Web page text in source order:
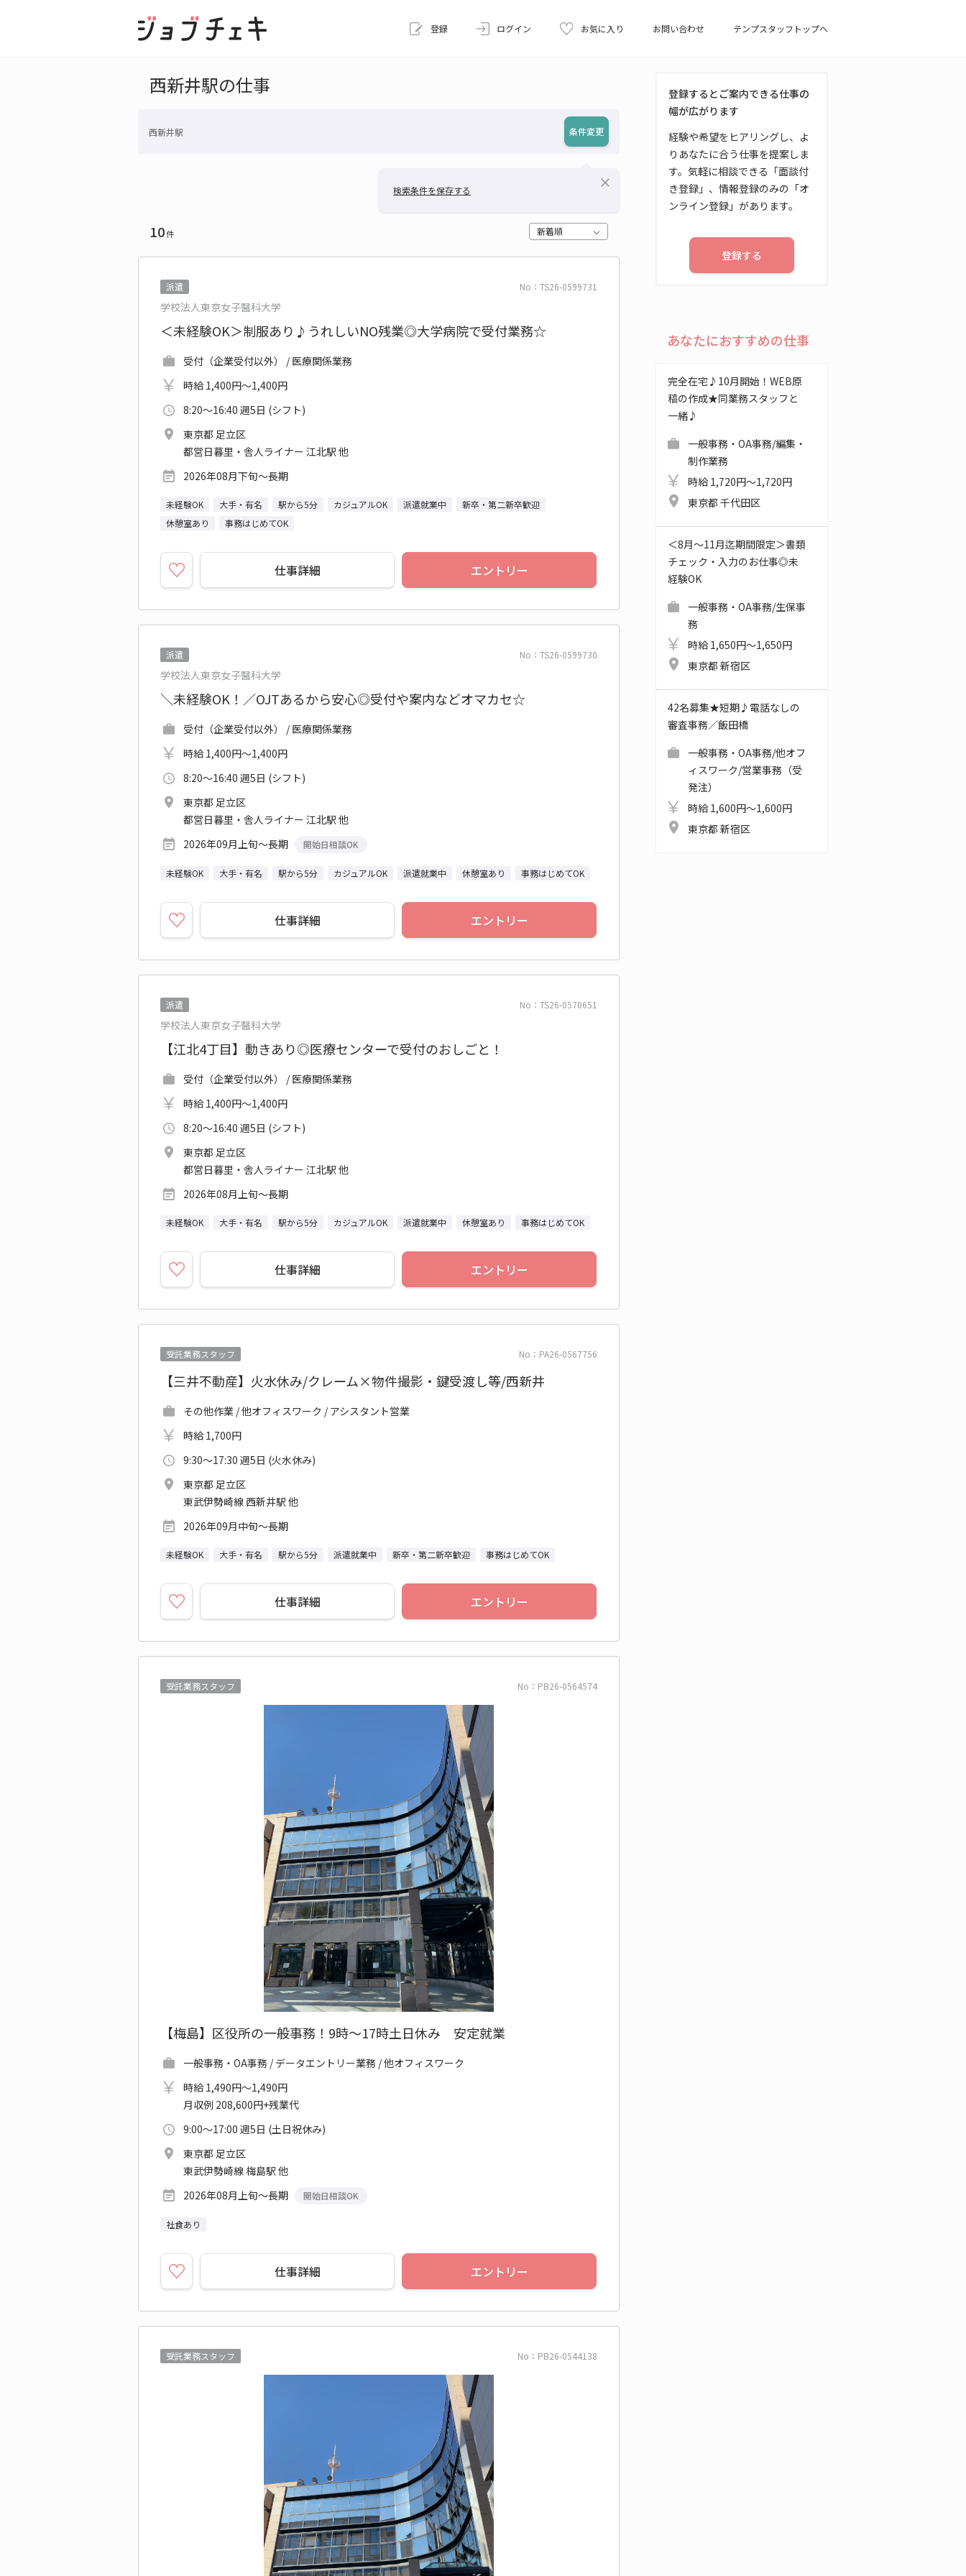
登録 ログイン お気に入り お問い合わせ テンプスタッフトップへ
西新井駅の仕事
西新井駅 条件変更
検索条件を保存する
close
10件 新着順
No：TS26-0599731
派遣
学校法人東京女子醫科大学
＜未経験OK＞制服あり♪うれしいNO残業◎大学病院で受付業務☆
受付（企業受付以外） / 医療関係業務
時給 1,400円～1,400円
8:20～16:40 週5日 (シフト)
東京都 足立区
都営日暮里・舎人ライナー 江北駅 他
2026年08月下旬～長期
未経験OK 大手・有名 駅から5分 カジュアルOK 派遣就業中
新卒・第二新卒歓迎
休憩室あり
事務はじめてOK
仕事詳細 エントリー
No：TS26-0599730
派遣
学校法人東京女子醫科大学
＼未経験OK！／OJTあるから安心◎受付や案内などオマカセ☆
受付（企業受付以外） / 医療関係業務
時給 1,400円～1,400円
8:20～16:40 週5日 (シフト)
東京都 足立区
都営日暮里・舎人ライナー 江北駅 他
2026年09月上旬～長期
開始日相談OK
未経験OK 大手・有名 駅から5分 カジュアルOK 派遣就業中 休憩室あり 事務はじめてOK
仕事詳細 エントリー
No：TS26-0570651
派遣
学校法人東京女子醫科大学
【江北4丁目】動きあり◎医療センターで受付のおしごと！
受付（企業受付以外） / 医療関係業務
時給 1,400円～1,400円
8:20～16:40 週5日 (シフト)
東京都 足立区
都営日暮里・舎人ライナー 江北駅 他
2026年08月上旬～長期
未経験OK 大手・有名 駅から5分 カジュアルOK 派遣就業中 休憩室あり 事務はじめてOK
仕事詳細 エントリー
No：PA26-0567756
受託業務スタッフ
【三井不動産】火水休み/クレーム×物件撮影・鍵受渡し等/西新井
その他作業 / 他オフィスワーク / アシスタント営業
時給 1,700円
9:30～17:30 週5日 (火水休み)
東京都 足立区
東武伊勢崎線 西新井駅 他
2026年09月中旬～長期
未経験OK 大手・有名 駅から5分 派遣就業中 新卒・第二新卒歓迎 事務はじめてOK
仕事詳細 エントリー
No：PB26-0564574
受託業務スタッフ
【梅島】区役所の一般事務！9時～17時土日休み 安定就業
一般事務・OA事務 / データエントリー業務 / 他オフィスワーク
時給 1,490円～1,490円
月収例 208,600円+残業代
9:00～17:00 週5日 (土日祝休み)
東京都 足立区
東武伊勢崎線 梅島駅 他
2026年08月上旬～長期
開始日相談OK
社食あり
仕事詳細 エントリー
No：PB26-0544138
受託業務スタッフ
登録するとご案内できる仕事の
幅が広がります
経験や希望をヒアリングし、よ
りあなたに合う仕事を提案しま
す。気軽に相談できる「面談付
き登録」、情報登録のみの「オ
ンライン登録」があります。
登録する
あなたにおすすめの仕事
完全在宅♪10月開始！WEB原
稿の作成★同業務スタッフと
一緒♪
一般事務・OA事務/編集・
制作業務
時給 1,720円～1,720円
東京都 千代田区
＜8月～11月迄期間限定＞書類
チェック・入力のお仕事◎未
経験OK
一般事務・OA事務/生保事
務
時給 1,650円～1,650円
東京都 新宿区
42名募集★短期♪電話なしの
審査事務／飯田橋
一般事務・OA事務/他オフ
ィスワーク/営業事務（受
発注）
時給 1,600円～1,600円
東京都 新宿区